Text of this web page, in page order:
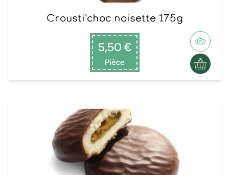
Crousti'choc noisette 175g
5,50 €
Pièce